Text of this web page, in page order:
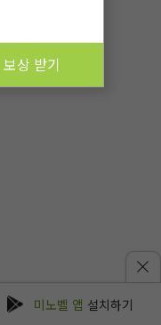
보상 받기
미노벨 앱 설치하기